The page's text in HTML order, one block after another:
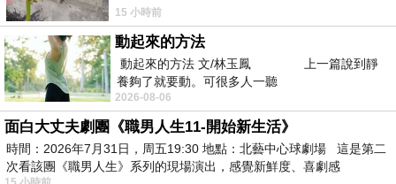
品牌攻略▲ Acer 宏? Iconia B1-A71 充電器 旅充 電源供應器 充電線
【CBAA89】 的實物拍攝
Acer 宏? Iconia B1-A71 充電器 旅充 電源供應器
充電線 【CBAA89】現在真的很搶手
15 小時前
動起來的方法
動起來的方法 文/林玉鳳 上一篇說到靜
養夠了就要動。可很多人一聽
2026-08-06
面白大丈夫劇團《職男人生11-開始新生活》
時間：2026年7月31日，周五19:30 地點：北藝中心球劇場 這是第二
次看該團《職男人生》系列的現場演出，感覺新鮮度、喜劇感